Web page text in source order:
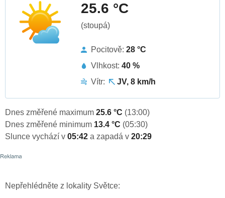
25.6 °C
(stoupá)
Pocitově: 28 °C
Vlhkost: 40 %
Vítr:
JV, 8 km/h
Dnes změřené maximum 25.6 °C (13:00)
Dnes změřené minimum 13.4 °C (05:30)
Slunce vychází v 05:42 a zapadá v 20:29
Nepřehlédněte z lokality Světce: